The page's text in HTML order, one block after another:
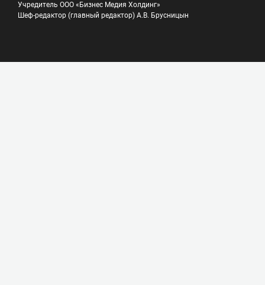
Учредитель ООО «Бизнес Медия Холдинг»
Шеф-редактор (главный редактор) А.В. Брусницын